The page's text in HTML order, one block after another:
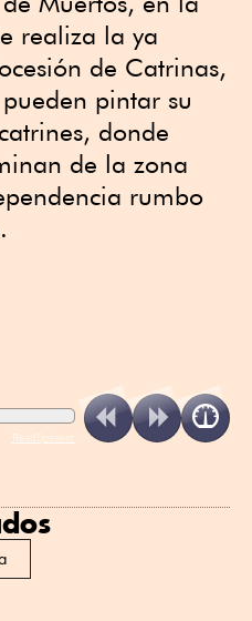
realiza la ya
de Catrinas,
pintar su
donde
de la zona
rumbo
ReadSpeaker